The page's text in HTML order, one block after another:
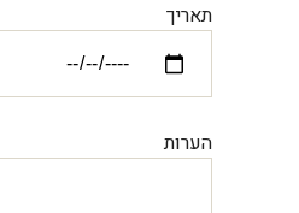
תאריך
הערות